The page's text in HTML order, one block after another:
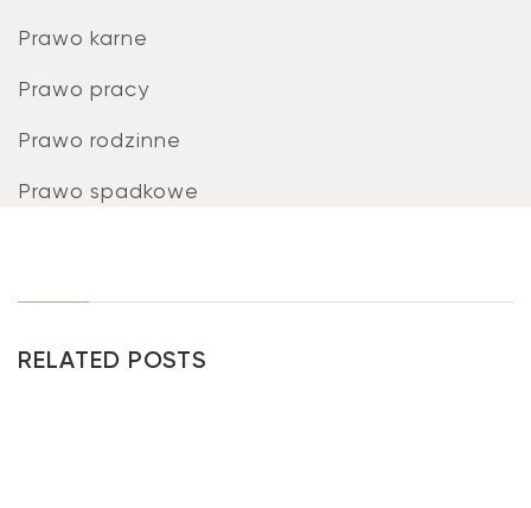
Prawo karne
Prawo pracy
Prawo rodzinne
Prawo spadkowe
RELATED POSTS